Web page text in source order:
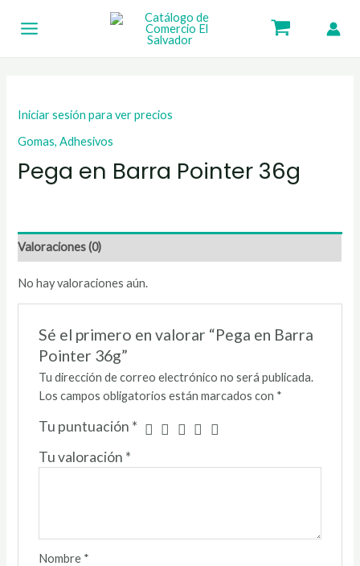
Iniciar sesión para ver precios
Gomas, Adhesivos
Pega en Barra Pointer 36g
Valoraciones (0)
No hay valoraciones aún.
Sé el primero en valorar “Pega en Barra
Pointer 36g”
Tu dirección de correo electrónico no será publicada.
Los campos obligatorios están marcados con *
Tu puntuación *
Tu valoración *
Nombre *